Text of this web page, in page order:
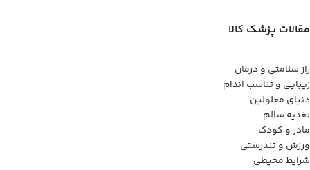
مقالات پزشک کالا
راز سلامتی و درمان
زیبایی و تناسب اندام
دنیای معلولین
تغذیه سالم
مادر و کودک
ورزش و تندرستی
شرایط محیطی